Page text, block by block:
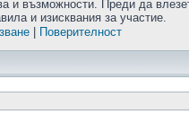
и възможности. Преди да
и изисквания за участие.
| Поверителност